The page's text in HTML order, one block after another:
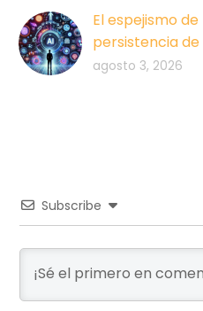
El espejismo
persistencia
agosto 3, 2026
Subscribe